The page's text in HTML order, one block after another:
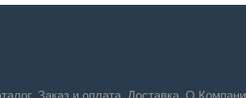
Заказ и оплата Доставка О